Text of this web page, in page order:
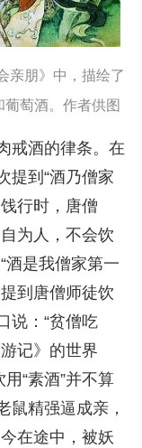
亲朋》中，描绘了
萄酒。作者供图
戒酒的律条。在
提到“酒乃僧家
行时，唐僧
为人，不会饮
酒是我僧家第一
到唐僧师徒饮
说：“贫僧吃
记》的世界
“素酒”并不算
鼠精强逼成亲，
在途中，被妖